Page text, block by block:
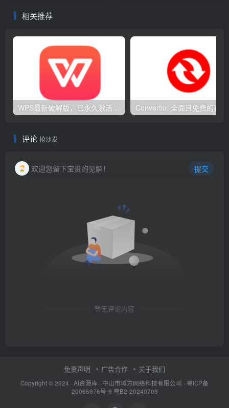
相关推荐
WPS最新破解版，已永久激活，无限制使用！
评论 抢沙发
欢迎您留下宝贵的见解！ 提交
暂无评论内容
免责声明 广告合作 关于我们
Copyright © 2024 · AI资源库 · 中山市域方网络科技有限公司 · 粤ICP备
20065976号-9 粤B2-20240709